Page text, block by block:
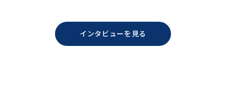
インタビューを見る